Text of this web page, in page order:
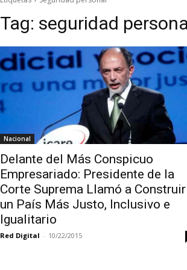
Tag: seguridad
Nacional
Delante del Más Conspicuo
Empresariado: Presidente de la
Corte Suprema Llamó a Construir
un País Más Justo, Inclusivo e
Igualitario
Red Digital - 10/22/2015